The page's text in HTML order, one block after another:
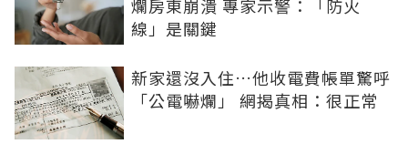
爛房東崩潰 專家示警：「防火
線」是關鍵
新家還沒入住…他收電費帳單驚呼
「公電嚇爛」 網揭真相：很正常